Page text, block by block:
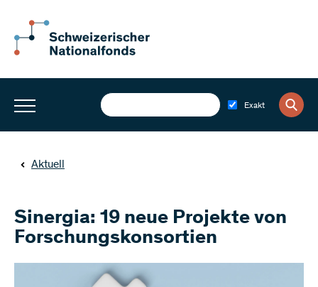
Exakt
Aktuell
Sinergia: 19 neue Projekte von
Forschungskonsortien